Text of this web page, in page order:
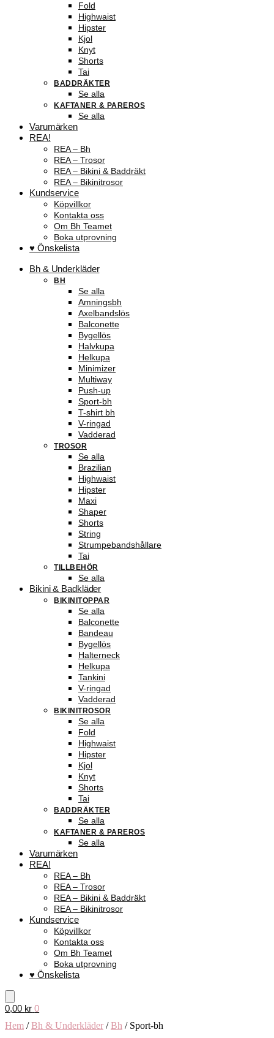
Fold
Highwaist
Hipster
Kjol
Knyt
Shorts
Tai
BADDRÄKTER
Se alla
KAFTANER & PAREROS
Se alla
Varumärken
REA!
REA – Bh
REA – Trosor
REA – Bikini & Baddräkt
REA – Bikinitrosor
Kundservice
Köpvillkor
Kontakta oss
Om Bh Teamet
Boka utprovning
♥ Önskelista
Bh & Underkläder
BH
Se alla
Amningsbh
Axelbandslös
Balconette
Bygellös
Halvkupa
Helkupa
Minimizer
Multiway
Push-up
Sport-bh
T-shirt bh
V-ringad
Vadderad
TROSOR
Se alla
Brazilian
Highwaist
Hipster
Maxi
Shaper
Shorts
String
Strumpebandshållare
Tai
TILLBEHÖR
Se alla
Bikini & Badkläder
BIKINITOPPAR
Se alla
Balconette
Bandeau
Bygellös
Halterneck
Helkupa
Tankini
V-ringad
Vadderad
BIKINITROSOR
Se alla
Fold
Highwaist
Hipster
Kjol
Knyt
Shorts
Tai
BADDRÄKTER
Se alla
KAFTANER & PAREROS
Se alla
Varumärken
REA!
REA – Bh
REA – Trosor
REA – Bikini & Baddräkt
REA – Bikinitrosor
Kundservice
Köpvillkor
Kontakta oss
Om Bh Teamet
Boka utprovning
♥ Önskelista
0,00 kr 0
Hem /Bh & Underkläder /Bh / Sport-bh